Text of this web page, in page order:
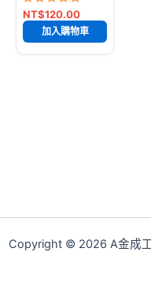
激活碼
評分
5
滿分 5
NT$120.00
加入購物車
Copyright © 2026 A金成